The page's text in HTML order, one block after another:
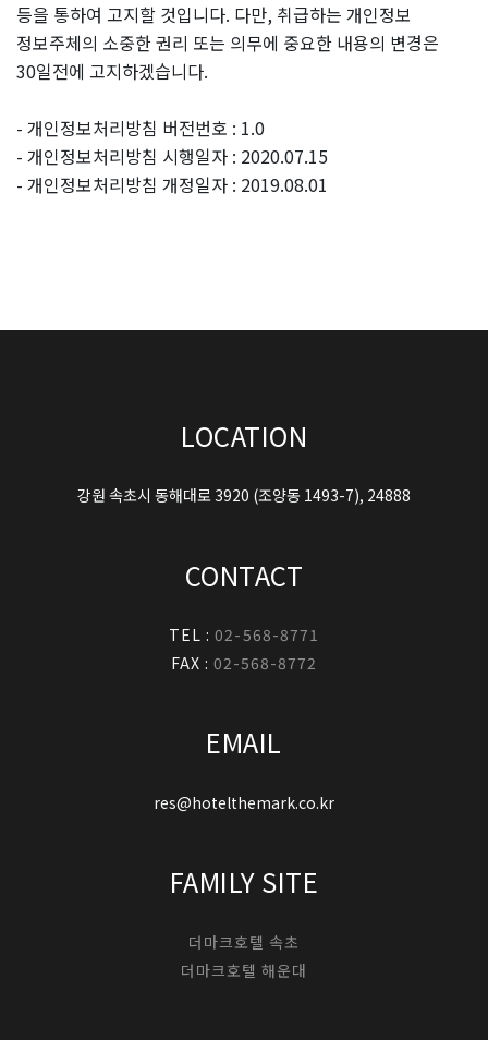
등을 통하여 고지할 것입니다. 다만, 취급하는 개인정보
정보주체의 소중한 권리 또는 의무에 중요한 내용의 변경은
30일전에 고지하겠습니다.
- 개인정보처리방침 버전번호 : 1.0
- 개인정보처리방침 시행일자 : 2020.07.15
- 개인정보처리방침 개정일자 : 2019.08.01
LOCATION
강원 속초시 동해대로 3920 (조양동 1493-7), 24888
CONTACT
TEL :02-568-8771
FAX : 02-568-8772
EMAIL
res@hotelthemark.co.kr
FAMILY SITE
더마크호텔 속초
더마크호텔 해운대